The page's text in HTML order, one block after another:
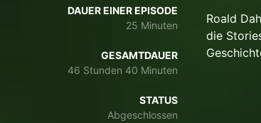
DAUER EINER EPISODE
25 Minuten
GESAMTDAUER
46 Stunden 40 Minuten
STATUS
Abgeschlossen
Roald
die